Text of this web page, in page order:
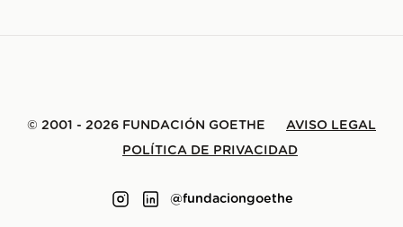
© 2001 - 2026 FUNDACIÓN GOETHE
AVISO LEGAL
POLÍTICA DE PRIVACIDAD
@fundaciongoethe